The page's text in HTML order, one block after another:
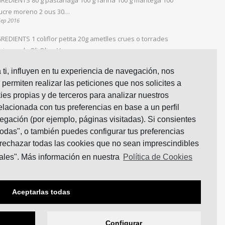
ti, influyen en tu experiencia de navegación, nos
realizar las peticiones que nos solicites a
propias y de terceros para analizar nuestros
con tus preferencias en base a un perfil
(por ejemplo, páginas visitadas). Si consientes
o también puedes configurar tus preferencias
todas las cookies que no sean imprescindibles
Más información en nuestra Política de Cookies
Aceptarlas todas
Configurar
moreno 2 ous 30…
2016
1 coliflor petita 20g ametlles crues o torrades
en pols Oli Oliva Verge…
2 carxofes Mitja ceba 2 grans d’all 2
de penjar 30 grams de sobrassada 2…
2016